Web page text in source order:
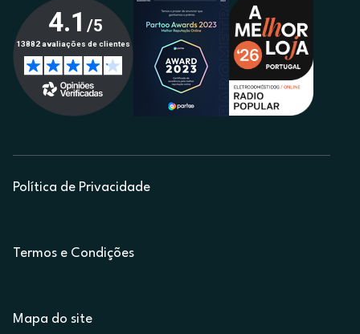
Política de Privacidade
Termos e Condições
Mapa do site